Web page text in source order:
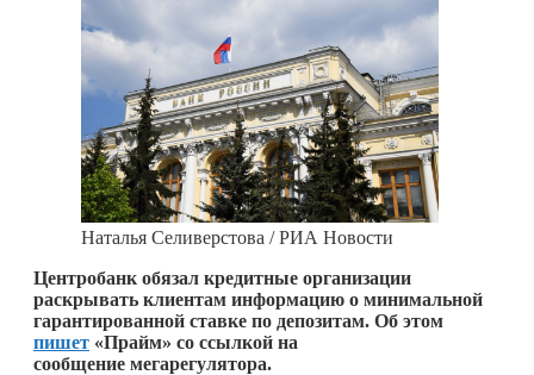
Наталья Селиверстова / РИА Новости
Центробанк обязал кредитные организации
раскрывать клиентам информацию о минимальной
гарантированной ставке по депозитам. Об этом
пишет «Прайм» со ссылкой на
сообщение мегарегулятора.